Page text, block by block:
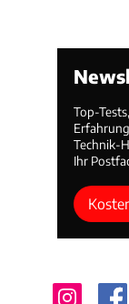
Top-
Technik-
Ihr